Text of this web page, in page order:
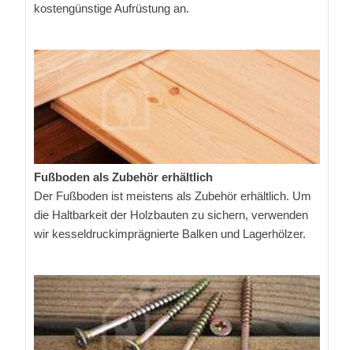
kostengünstige Aufrüstung an.
Fußboden als Zubehör erhältlich
Der Fußboden ist meistens als Zubehör erhältlich. Um
die Haltbarkeit der Holzbauten zu sichern, verwenden
wir kesseldruckimprägnierte Balken und Lagerhölzer.